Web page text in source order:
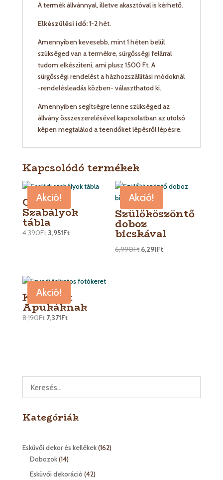
A termék állvánnyal, illetve akasztóval is kérhető.
Elkészülési idő:1-2 hét.
Amennyiben kevesebb, mint 1 héten belül
szükséged van a termékre, sürgősségi felárral
tudom elkészíteni, ami plusz 1500 Ft. A
sürgősségi rendelést a házhozszállítási módoknál
-rendelésleadás közben- választhatod ki.
Amennyiben segítségre lenne szükséged az
állvány összeszerelésével kapcsolatban az utolsó
képen megtalálod a teendőket lépésről lépésre.
Kapcsolódó termékek
Akció!
Családi
Szabályok
tábla
4,390Ft 3,951Ft
Akció!
Szülőköszöntő
doboz
bicskával
6,990Ft 6,291Ft
Akció!
Képkeret
Apukáknak
8,190Ft 7,371Ft
Kategóriák
Esküvői dekor és kellékek 162162
Dobozok 1414
termék
Esküvői dekoráció 4242